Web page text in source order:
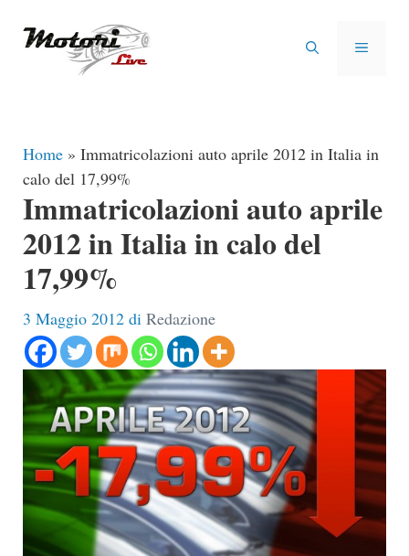
MENU
Home » Immatricolazioni auto aprile 2012 in Italia in
calo del 17,99%
Immatricolazioni auto aprile
2012 in Italia in calo del
17,99%
3 Maggio 2012 di Redazione